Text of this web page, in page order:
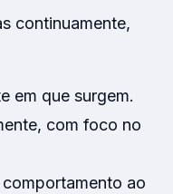
continuamente,
em que surgem.
com foco no
ao